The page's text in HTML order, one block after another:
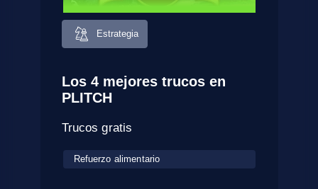
Estrategia
Los 4 mejores trucos en
PLITCH
Trucos gratis
Refuerzo alimentario